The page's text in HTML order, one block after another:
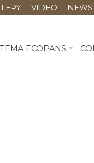
VIDEO NEWS
ECOPANS